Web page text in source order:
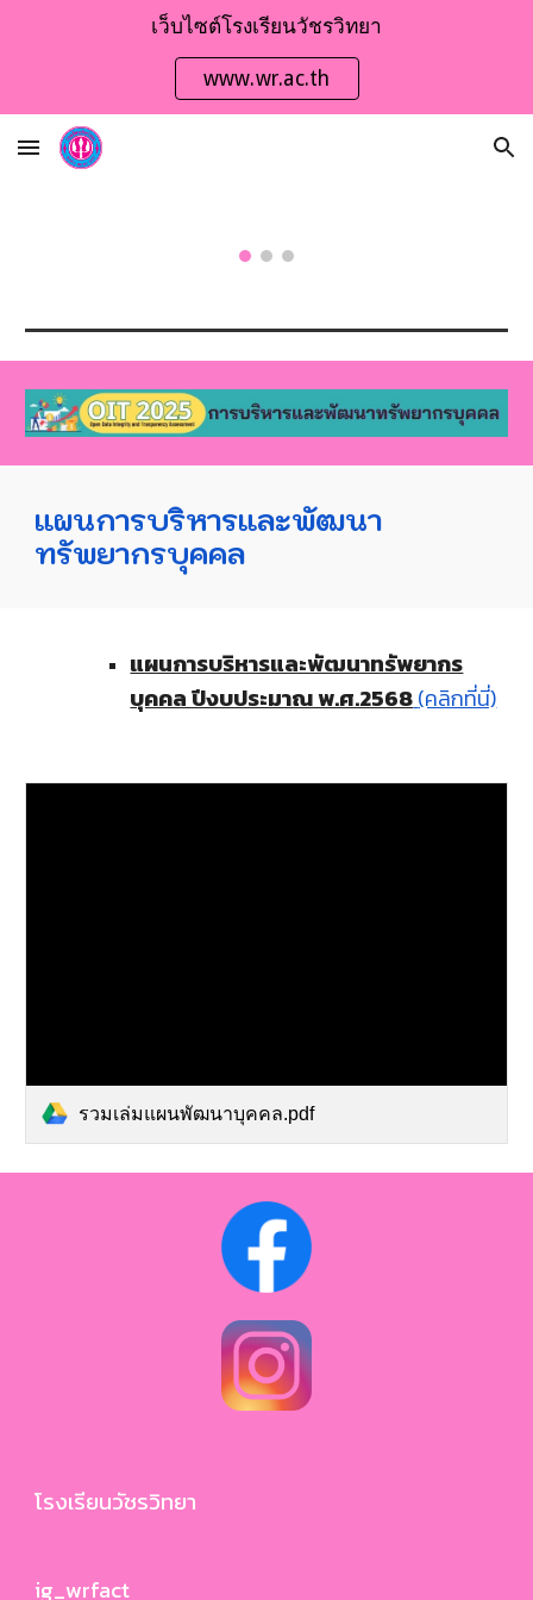
เว็บไซต์โรงเรียนวัชรวิทยา
www.wr.ac.th
แผนการบริหารและพัฒนา
ทรัพยากรบุคคล
แผนการบริหารและพัฒนาทรัพยากร
บุคคล ปีงบประมาณ พ.ศ.2568(คลิกที่นี่)
รวมเล่มแผนพัฒนาบุคคล.pdf
โรงเรียนวัชรวิทยา
ig_wrfact